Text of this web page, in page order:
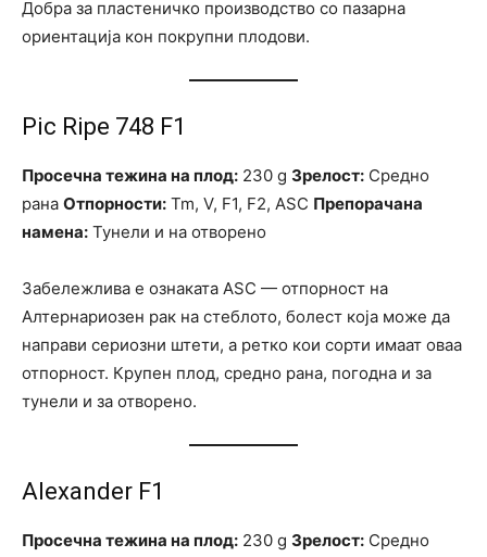
Добра за пластеничко производство со пазарна
ориентација кон покрупни плодови.
Pic Ripe 748 F1
Просечна тежина на плод: 230 g Зрелост: Средно
рана Отпорности: Tm, V, F1, F2, ASC Препорачана
намена: Тунели и на отворено
Забележлива е ознаката ASC — отпорност на
Алтернариозен рак на стеблото, болест која може да
направи сериозни штети, а ретко кои сорти имаат оваа
отпорност. Крупен плод, средно рана, погодна и за
тунели и за отворено.
Alexander F1
Просечна тежина на плод: 230 g Зрелост: Средно